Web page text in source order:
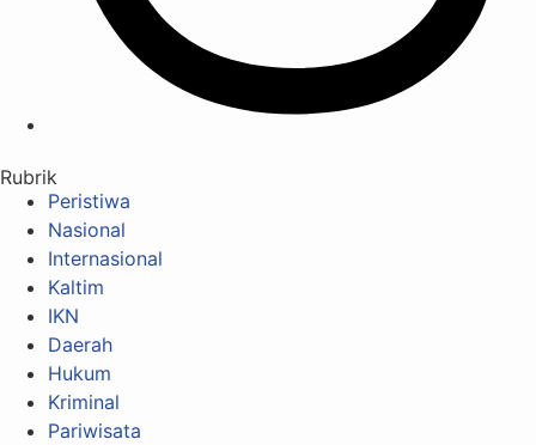
Rubrik
Peristiwa
Nasional
Internasional
Kaltim
IKN
Daerah
Hukum
Kriminal
Pariwisata